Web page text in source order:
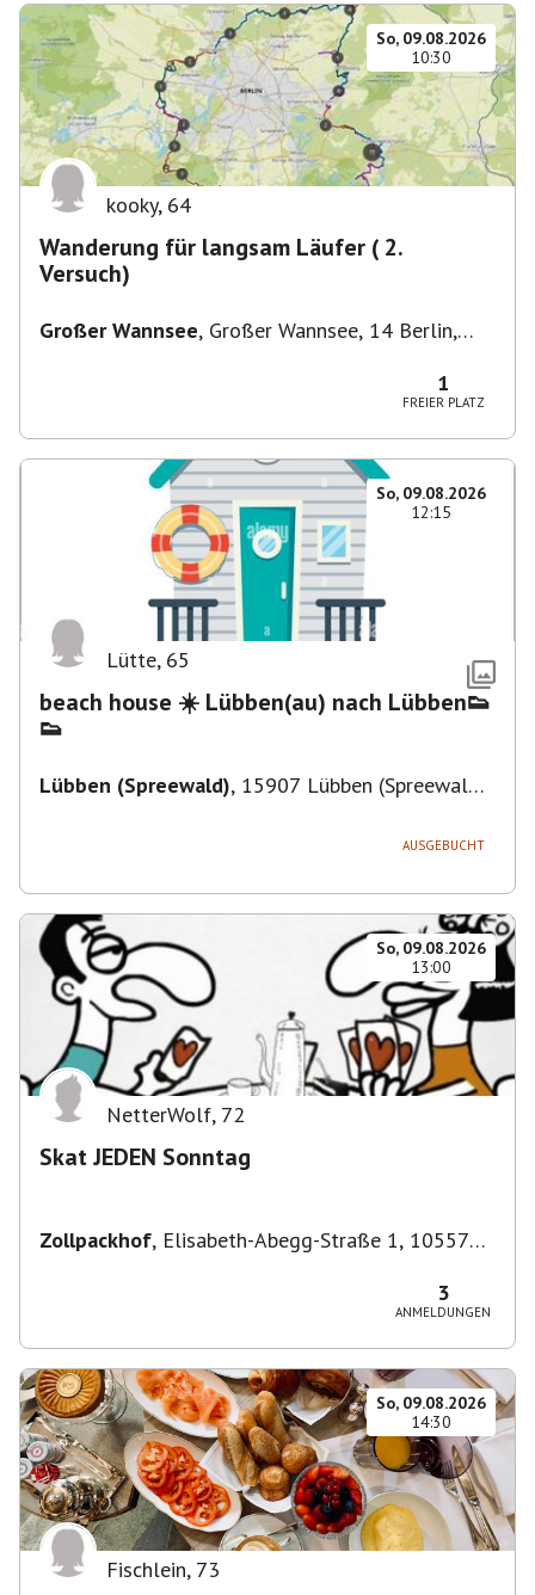
So, 09.08.2026
10:30
kooky, 64
Wanderung für langsam Läufer ( 2.
Versuch)
Großer Wannsee, Großer Wannsee, 14 Berlin,
1
FREIER PLATZ
So, 09.08.2026
12:15
Lütte, 65
beach house ☀️ Lübben(au) nach Lübben👟
👟
Lübben (Spreewald), 15907 Lübben (Spreewald),
AUSGEBUCHT
So, 09.08.2026
13:00
NetterWolf, 72
Skat JEDEN Sonntag
Zollpackhof, Elisabeth-Abegg-Straße 1, 10557
3
ANMELDUNGEN
So, 09.08.2026
14:30
Fischlein, 73